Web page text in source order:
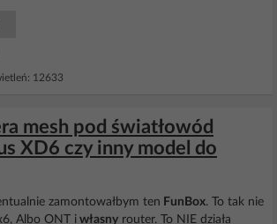
12633
mesh pod światłowód
XD6 czy inny model do
zamontowałbym ten FunBox. To tak nie
Albo ONT i własny router. To NIE działa